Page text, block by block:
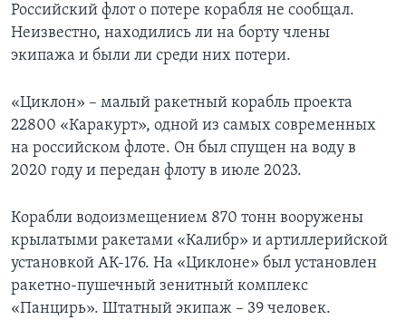
Российский флот о потере корабля не сообщал.
Неизвестно, находились ли на борту члены
экипажа и были ли среди них потери.
«Циклон» – малый ракетный корабль проекта
22800 «Каракурт», одной из самых современных
на российском флоте. Он был спущен на воду в
2020 году и передан флоту в июле 2023.
Корабли водоизмещением 870 тонн вооружены
крылатыми ракетами «Калибр» и артиллерийской
установкой АК-176. На «Циклоне» был установлен
ракетно-пушечный зенитный комплекс
«Панцирь». Штатный экипаж – 39 человек.